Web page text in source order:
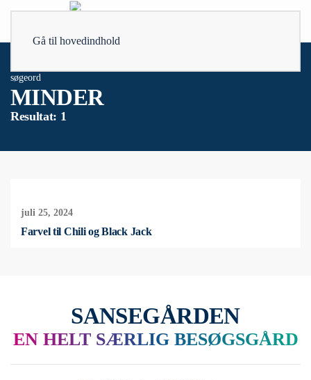
Gå til hovedindhold
søgeord
MINDER
Resultat: 1
juli 25, 2024
Farvel til Chili og Black Jack
SANSEGÅRDEN
EN HELT SÆRLIG BESØGSGÅRD